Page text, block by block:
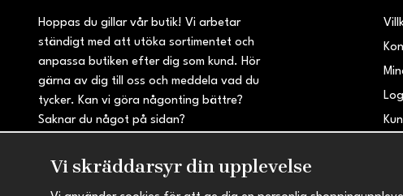
Hoppas du gillar vår butik! Vi arbetar
ständigt med att utöka sortimentet och
anpassa butiken efter dig som kund. Hör
gärna av dig till oss och meddela vad du
tycker. Kan vi göra någonting bättre?
Saknar du något på sidan?
Vi skräddarsyr din upplevelse